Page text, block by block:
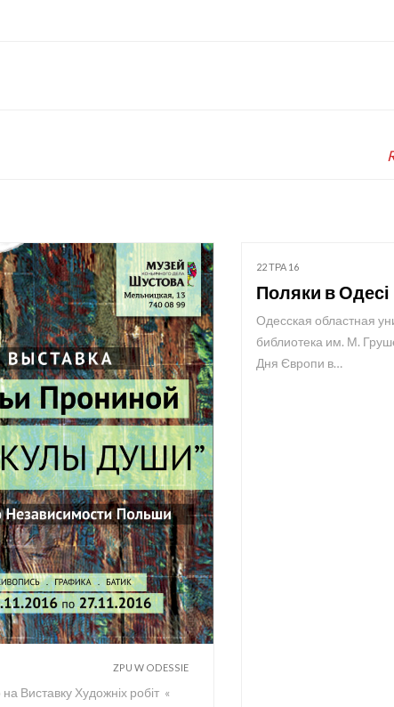
ZPU W ODESSIE
Виставку Художніх робіт «
22 ТРА 16
Поляки в Одесі
Одесская областная
библиотека им. М.
Дня Європи в…